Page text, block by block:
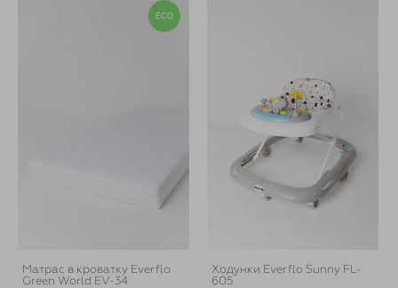
ECO
Матрас в кроватку Everflo
Green World EV-34
Ходунки Everflo Sunny FL-
605